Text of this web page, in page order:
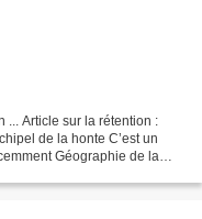
... Article sur la rétention :
de la honte C’est un
Géographie de la